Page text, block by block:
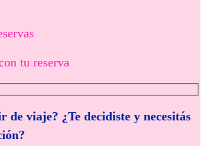
tu reserva
de viaje? ¿Te decidiste y necesitás